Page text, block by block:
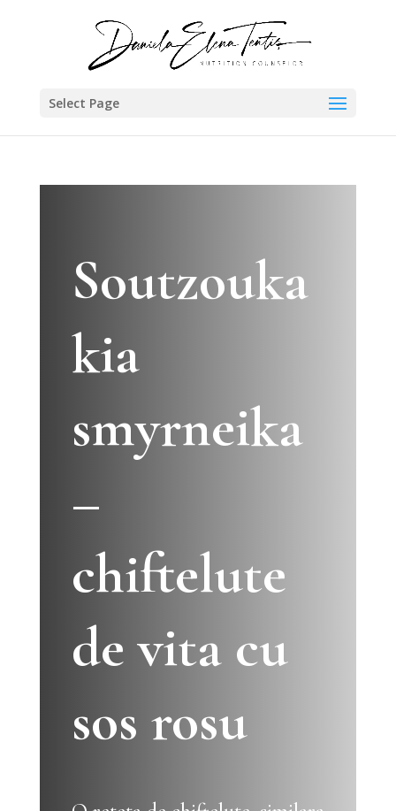
Select Page
Soutzouka
kia
smyrneika
–
chiftelute
de vita cu
sos rosu